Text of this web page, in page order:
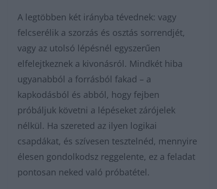
A legtöbben két irányba tévednek: vagy
felcserélik a szorzás és osztás sorrendjét,
vagy az utolsó lépésnél egyszerűen
elfelejtkeznek a kivonásról. Mindkét hiba
ugyanabból a forrásból fakad – a
kapkodásból és abból, hogy fejben
próbáljuk követni a lépéseket zárójelek
nélkül. Ha szereted az ilyen logikai
csapdákat, és szívesen tesztelnéd, mennyire
élesen gondolkodsz reggelente, ez a feladat
pontosan neked való próbatétel.